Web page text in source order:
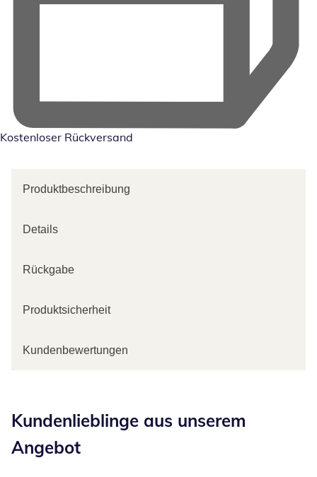
Kostenloser Rückversand
Produktbeschreibung
Details
Rückgabe
Produktsicherheit
Kundenbewertungen
Kundenlieblinge aus unserem
Angebot